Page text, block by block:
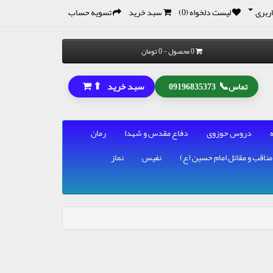
لیست دلخواه (0) سبد خرید تسویه حساب
0 محصول - 0 تومان
تماس📞
09196835373 سبد خرید ⬆
دروس حوزوی دفاع مقدس و شهدا
رمان
مناقب و مقاتل امام حسین (ع) نفیس
نماز